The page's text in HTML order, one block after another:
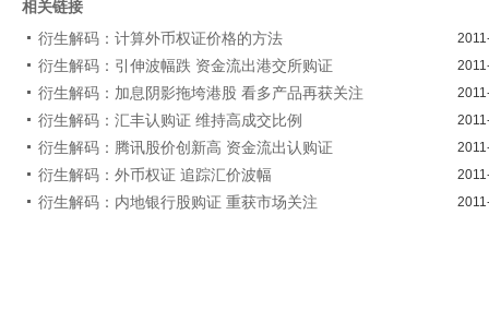
相关链接
衍生解码：计算外币权证价格的方法
衍生解码：引伸波幅跌 资金流出港交所购证
衍生解码：加息阴影拖垮港股 看多产品再获关注
衍生解码：汇丰认购证 维持高成交比例
衍生解码：腾讯股价创新高 资金流出认购证
衍生解码：外币权证 追踪汇价波幅
衍生解码：内地银行股购证 重获市场关注